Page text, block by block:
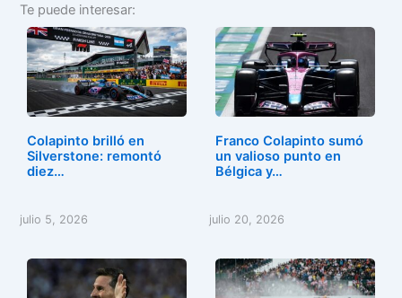
c
e
b
o
o
k
st
o
d
o
n
ai
l
m
p
ar
tir
Te puede interesar:
Colapinto brilló en
Silverstone: remontó
diez…
julio 5, 2026
Franco Colapinto sumó
un valioso punto en
Bélgica y…
julio 20, 2026